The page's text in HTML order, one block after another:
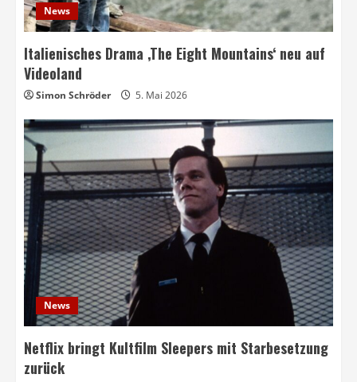
News
Italienisches Drama ‚The Eight Mountains‘ neu auf
Videoland
Simon Schröder 5. Mai 2026
News
Netflix bringt Kultfilm Sleepers mit Starbesetzung
zurück